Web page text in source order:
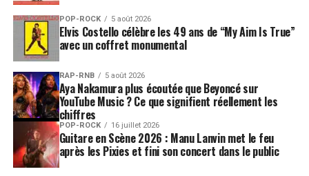
POP-ROCK 5 août 2026
Elvis Costello célèbre les 49 ans de “My Aim Is True”
avec un coffret monumental
RAP-RNB 5 août 2026
Aya Nakamura plus écoutée que Beyoncé sur
YouTube Music ? Ce que signifient réellement les
chiffres
POP-ROCK 16 juillet 2026
Guitare en Scène 2026 : Manu Lanvin met le feu
après les Pixies et fini son concert dans le public